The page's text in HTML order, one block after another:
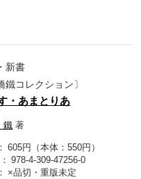
新書
鐵コレクション〕
・あまとりあ
著
605円（本体：550円）
978-4-309-47256-0
×品切・重版未定